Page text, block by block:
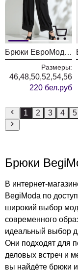
Брюки ЕвроМода 731 черный
Размеры:
46,48,50,52,54,56
220 бел.руб
1 2 3 4 5
Брюки
В интернет-
BegiModa по
широкий выбор
современного
идеальный выбор
Они подходят для
деловых встреч и
вы найдёте брюки